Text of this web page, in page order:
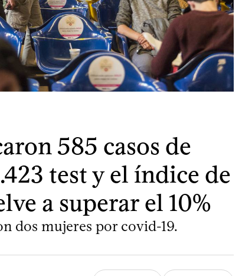
585 casos de
test y el índice de
a superar el 10%
dos mujeres por covid-19.